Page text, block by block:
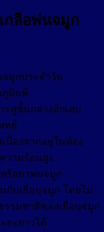
กลือพ่นจมูก
มูกประจำวัน
ภูมิแพ้
รหูชั้นกลางอักเสบ
ทย์
นื่องจากอยู่ในห้อง
วามร้อนสูง
รือยาพ่นจมูก
กับเยื่อบุจมูก โดยไม่
รมชาติของเยื่อบุจมูก
ยะยาวได้